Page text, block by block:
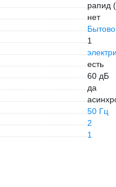
рапид
нет
1
есть
60 дБ
да
50 Гц
2
1